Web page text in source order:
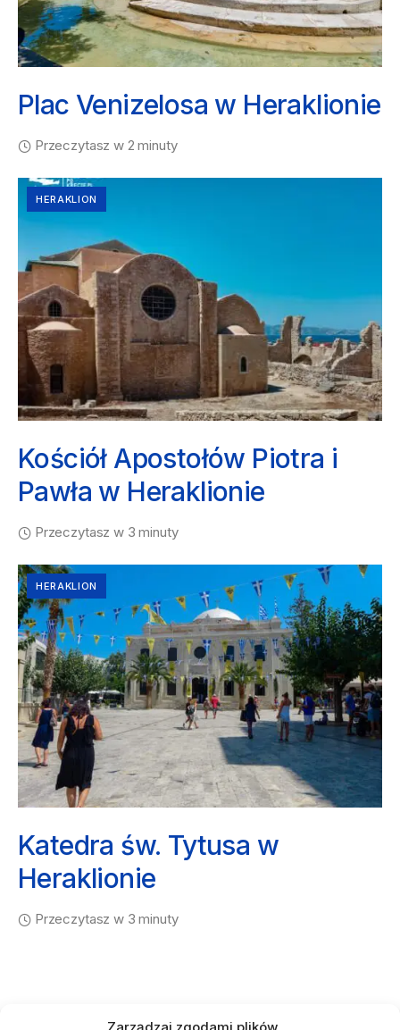
Plac Venizelosa w Heraklionie
Przeczytasz w 2 minuty
HERAKLION
Kościół Apostołów Piotra i
Pawła w Heraklionie
Przeczytasz w 3 minuty
HERAKLION
Katedra św. Tytusa w
Heraklionie
Przeczytasz w 3 minuty